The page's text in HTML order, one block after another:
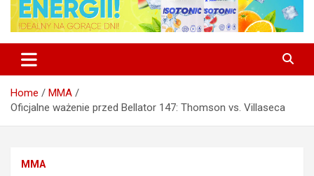
Home
MMA
Oficjalne ważenie przed Bellator 147: Thomson vs. Villaseca
MMA